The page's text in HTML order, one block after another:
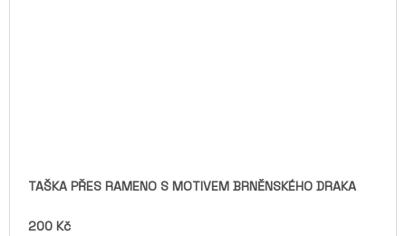
TAŠKA PŘES RAMENO S MOTIVEM BRNĚNSKÉHO DRAKA
200 Kč